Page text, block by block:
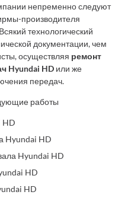
непременно следуют
производителя
технологический
документации, чем
осуществляя ремонт
Hyundai HD или же
передач.
работы
HD
Hyundai HD
Hyundai HD
HD
HD